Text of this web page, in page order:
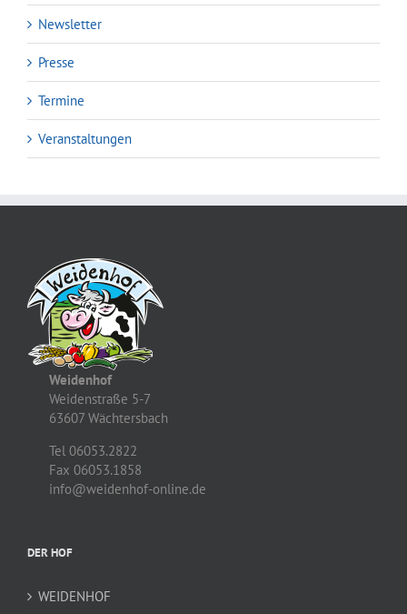
Newsletter
Presse
Termine
Veranstaltungen
Weidenhof
Weidenstraße 5-7
63607 Wächtersbach
Tel 06053.2822
Fax 06053.1858
info@weidenhof-online.de
DER HOF
WEIDENHOF